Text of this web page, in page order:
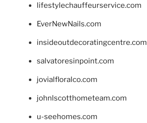
lifestylechauffeurservice.com
EverNewNails.com
insideoutdecoratingcentre.com
salvatoresinpoint.com
jovialfloralco.com
johnlscotthometeam.com
u-seehomes.com